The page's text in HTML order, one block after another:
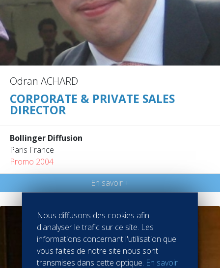
Odran ACHARD
CORPORATE & PRIVATE SALES
DIRECTOR
Bollinger Diffusion
Paris France
Promo 2004
En savoir +
Nous diffusons des cookies afin
d'analyser le trafic sur ce site. Les
informations concernant l'utilisation que
vous faites de notre site nous sont
transmises dans cette optique. En savoir